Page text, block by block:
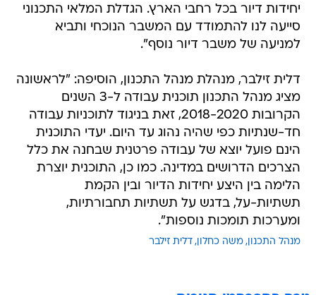
יחידות דיור בכל רחבי הארץ. הגדלת המלאי התכנוני
סייעה לנו להתמודד עם המשבר הנוכחי ותביא
למניעה של משבר דיור נוסף".
דלית זילבר, מנהלת מנהל התכנון, הוסיפה: "לראשונה
מציג מנהל התכנון תוכנית עבודה ל-3 השנים
הקרובות 2018-2020, זאת בניגוד לתוכניות עבודה
חד-שנתיות כפי שהיה נהוג עד היום. יעדי התוכנית
הינם פועל יוצא של עבודה פרטנית שבחנה את כלל
הצרכים הדרושים במדינה. כמו כן, התוכנית יוצרת
הלימה בין היצע יחידות הדיור ובין הקמת
תשתיות-על, בדגש על תשתיות תחבורתיות,
ומערכות תומכות נוספות".
מנהל התכנון משה כחלון דלית זילבר